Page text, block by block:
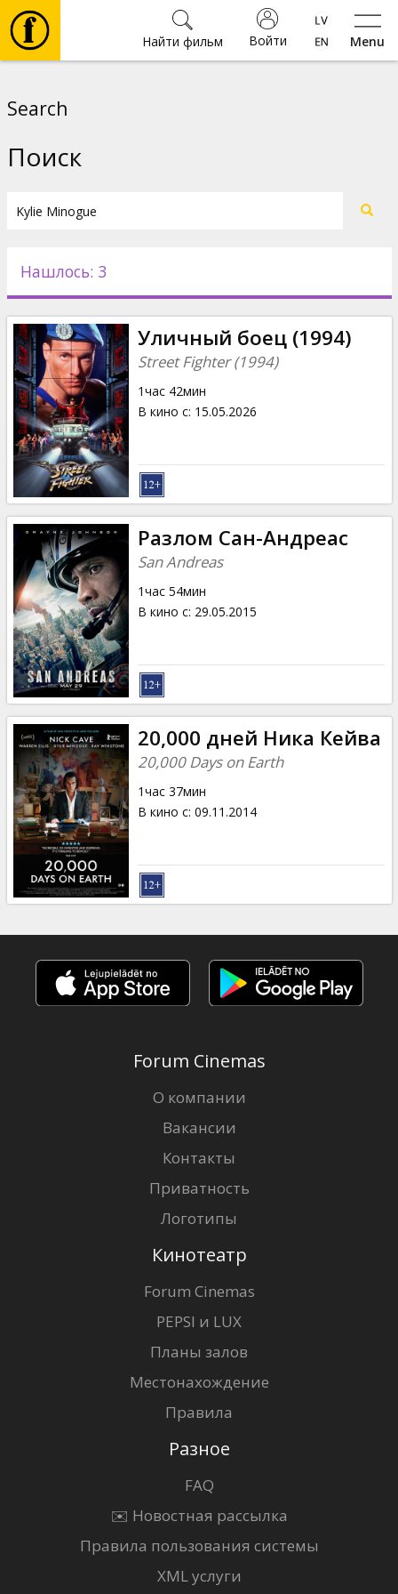
Menu
Войти
Найти фильм
Новости
Подарки
Кинозакуски
B2B
Клуб
Search
Поиск
Нашлось: 3
Уличный боец (1994)
Street Fighter (1994)
1час 42мин
В кино с: 15.05.2026
Разлом Сан-Андреас
San Andreas
1час 54мин
В кино с: 29.05.2015
20,000 дней Ника Кейва
20,000 Days on Earth
1час 37мин
В кино с: 09.11.2014
Forum Cinemas
О компании
Вакансии
Контакты
Приватность
Логотипы
Кинотеатр
Forum Cinemas
PEPSI и LUX
Планы залов
Местонахождение
Правила
Разное
FAQ
✉️ Новостная рассылка
Правила пользования системы
XML услуги